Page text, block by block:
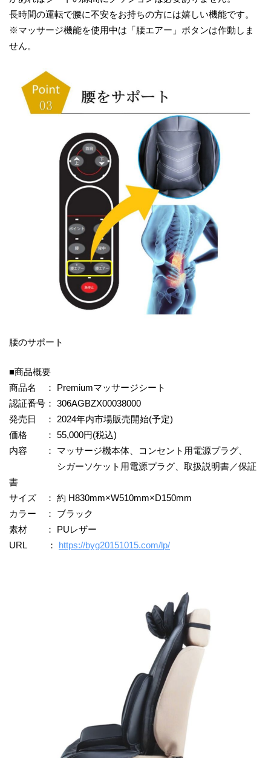
長時間の運転で腰に不安をお持ちの方には嬉しい機能です。
※マッサージ機能を使用中は「腰エアー」ボタンは作動しま
せん。
腰のサポート
■商品概要
商品名 ： Premiumマッサージシート
認証番号： 306AGBZX00038000
発売日 ： 2024年内市場販売開始(予定)
価格 ： 55,000円(税込)
内容 ： マッサージ機本体、コンセント用電源プラグ、
シガーソケット用電源プラグ、取扱説明書／保証
書
サイズ ： 約 H830mm×W510mm×D150mm
カラー ： ブラック
素材 ： PUレザー
URL ： https://byg20151015.com/lp/